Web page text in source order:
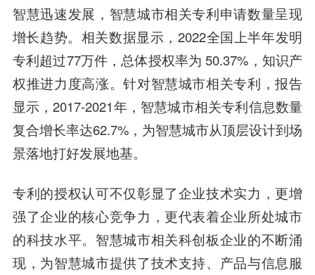
智慧迅速发展，智慧城市相关专利申请数量呈现
增长趋势。相关数据显示，2022全国上半年发明
专利超过77万件，总体授权率为 50.37%，知识产
权推进力度高涨。针对智慧城市相关专利，报告
显示，2017-2021年，智慧城市相关专利信息数量
复合增长率达62.7%，为智慧城市从顶层设计到场
景落地打好发展地基。
专利的授权认可不仅彰显了企业技术实力，更增
强了企业的核心竞争力，更代表着企业所处城市
的科技水平。智慧城市相关科创板企业的不断涌
现，为智慧城市提供了技术支持、产品与信息服